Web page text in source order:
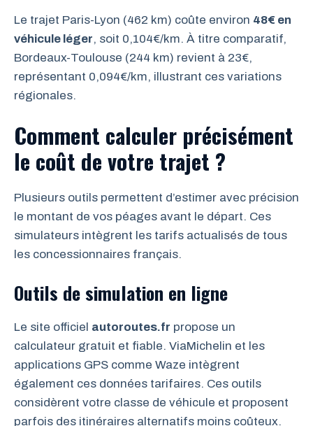
Le trajet Paris-Lyon (462 km) coûte environ 48€ en
véhicule léger, soit 0,104€/km. À titre comparatif,
Bordeaux-Toulouse (244 km) revient à 23€,
représentant 0,094€/km, illustrant ces variations
régionales.
Comment calculer précisément
le coût de votre trajet ?
Plusieurs outils permettent d’estimer avec précision
le montant de vos péages avant le départ. Ces
simulateurs intègrent les tarifs actualisés de tous
les concessionnaires français.
Outils de simulation en ligne
Le site officiel autoroutes.fr propose un
calculateur gratuit et fiable. ViaMichelin et les
applications GPS comme Waze intègrent
également ces données tarifaires. Ces outils
considèrent votre classe de véhicule et proposent
parfois des itinéraires alternatifs moins coûteux.